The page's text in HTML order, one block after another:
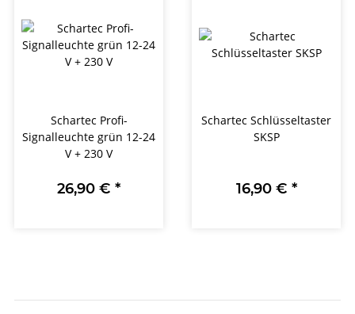
Schartec Profi-
Signalleuchte grün 12-24
V + 230 V
26,90 € *
Schartec Schlüsseltaster
SKSP
16,90 € *